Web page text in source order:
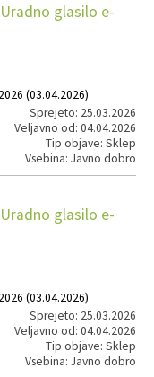
glasilo e-
(03.04.2026)
Sprejeto: 25.03.2026
Veljavno od: 04.04.2026
Tip objave: Sklep
Vsebina: Javno dobro
glasilo e-
(03.04.2026)
Sprejeto: 25.03.2026
Veljavno od: 04.04.2026
Tip objave: Sklep
Vsebina: Javno dobro